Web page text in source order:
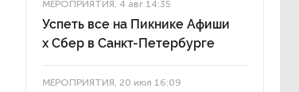
МЕРОПРИЯТИЯ, 4 авг 14:35
Успеть все на Пикнике Афиши
x Сбер в Санкт-Петербурге
МЕРОПРИЯТИЯ, 20 июл 16:09